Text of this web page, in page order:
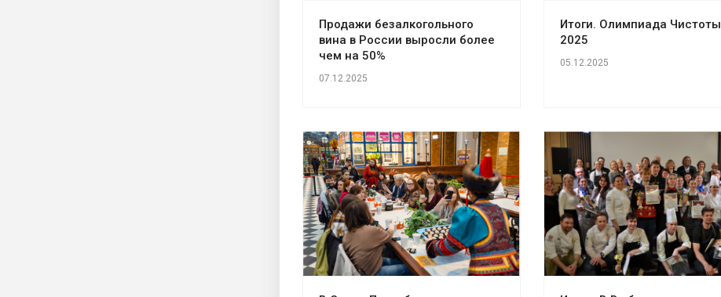
Продажи безалкогольного
вина в России выросли более
чем на 50%
07.12.2025
Итоги. Олимпиада Чистоты
2025
05.12.2025